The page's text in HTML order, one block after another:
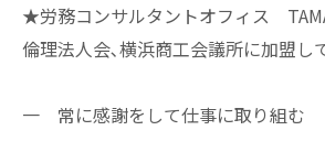
★労務コンサルタントオフィス
倫理法人会､横浜商工会議所に加盟し
一 常に感謝をして仕事に取り組む